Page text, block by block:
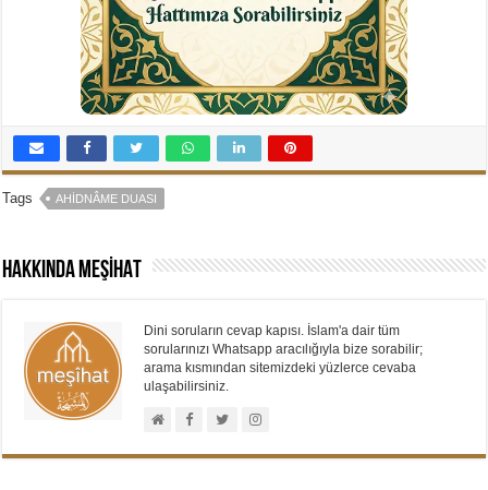
Tags AHIDNÂME DUASI
Hakkında MEŞİHAT
Dini soruların cevap kapısı. İslam'a dair tüm
sorularınızı Whatsapp aracılığıyla bize sorabilir;
arama kısmından sitemizdeki yüzlerce cevaba
ulaşabilirsiniz.